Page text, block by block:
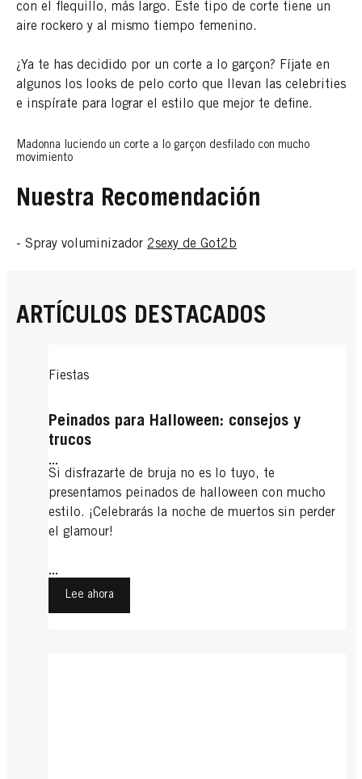
Madonna luciendo un corte a lo garçon desfilado con mucho
movimiento
con el flequillo, más largo. Este tipo de corte tiene un
aire rockero y al mismo tiempo femenino.
¿Ya te has decidido por un corte a lo garçon? Fíjate en
algunos los looks de pelo corto que llevan las celebrities
e inspírate para lograr el estilo que mejor te define.
Nuestra Recomendación
- Spray voluminizador 2sexy de Got2b
ARTÍCULOS DESTACADOS
Fiestas
Peinados para Halloween: consejos y
trucos
...
Si disfrazarte de bruja no es lo tuyo, te
presentamos peinados de halloween con mucho
estilo. ¡Celebrarás la noche de muertos sin perder
el glamour!
...
Lee ahora